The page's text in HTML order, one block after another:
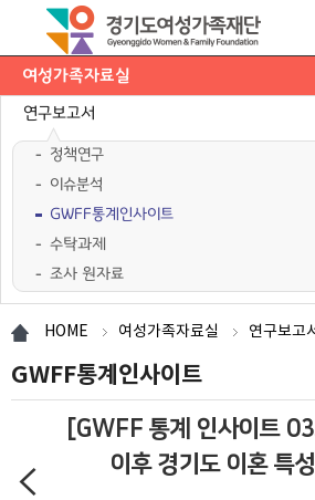
여성가족자료실
연구보고서
정책연구
이슈분석
GWFF통계인사이트
수탁과제
조사 원자료
학술행사자료
사업·교육 자료
경기여성가족통계
여성가족도서관 `여울`
HOME 여성가족자료실 연구보고
GWFF통계인사이트
[GWFF 통계 인사이트
이후 경기도 이혼 특